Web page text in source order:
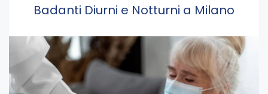
Badanti Diurni e Notturni a Milano